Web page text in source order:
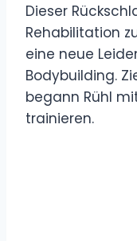
Dieser
Rehabilitation
eine neue
Bodybuilding.
begann Rühl
trainieren.